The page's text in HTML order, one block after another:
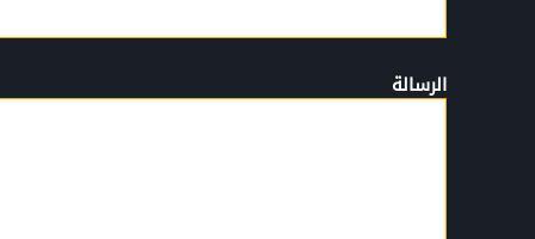
الرسالة